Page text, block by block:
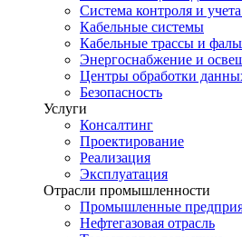
Система контроля и
Кабельные системы
Кабельные трассы и
Энергоснабжение и
Центры обработки
Безопасность
Услуги
Консалтинг
Проектирование
Реализация
Эксплуатация
Отрасли промышленности
Промышленные
Нефтегазовая отрасль